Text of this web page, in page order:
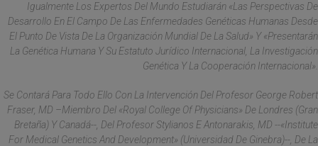
Igualmente Los Expertos Del Mundo Estudiarán «las Perspectivas De
Desarrollo En El Campo De Las Enfermedades Genéticas Humanas Desde
El Punto De Vista De La Organización Mundial De La Salud» Y «presentarán
La Genética Humana Y Su Estatuto Jurídico Internacional, La Investigación
Genética Y La Cooperación Internacional».
Se Contará Para Todo Ello Con La Intervención Del Profesor George Robert
Fraser, MD –miembro Del «Royal College Of Physicians» De Londres (Gran
Bretaña) Y Canadá--, Del Profesor Stylianos E Antonarakis, MD --«Institute
For Medical Genetics And Development» (Universidad De Ginebra)--, De La